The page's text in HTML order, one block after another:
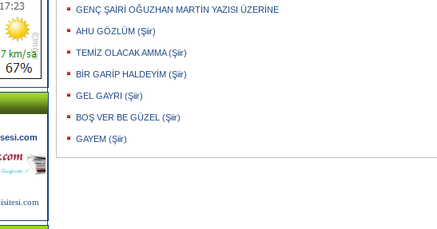
GENÇ ŞAİRİ OĞUZHAN MARTİN YAZISI ÜZERİNE
AHU GÖZLÜM (Şiir)
TEMİZ OLACAK AMMA (Şiir)
BİR GARİP HALDEYİM (Şiir)
GEL GAYRI (Şiir)
BOŞ VER BE GÜZEL (Şiir)
GAYEM (Şiir)